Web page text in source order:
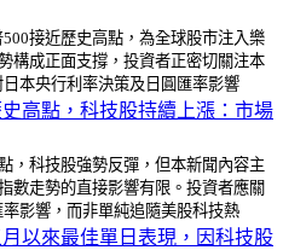
接近歷史高點，為全球股市注入樂
構成正面支撐，投資者正密切關注本
本央行利率決策及日圓匯率影響
高點，科技股持續上漲：市場
，科技股強勢反彈，但本新聞內容主
數走勢的直接影響有限。投資者應關
影響，而非單純追隨美股科技熱
以來最佳單日表現，因科技股